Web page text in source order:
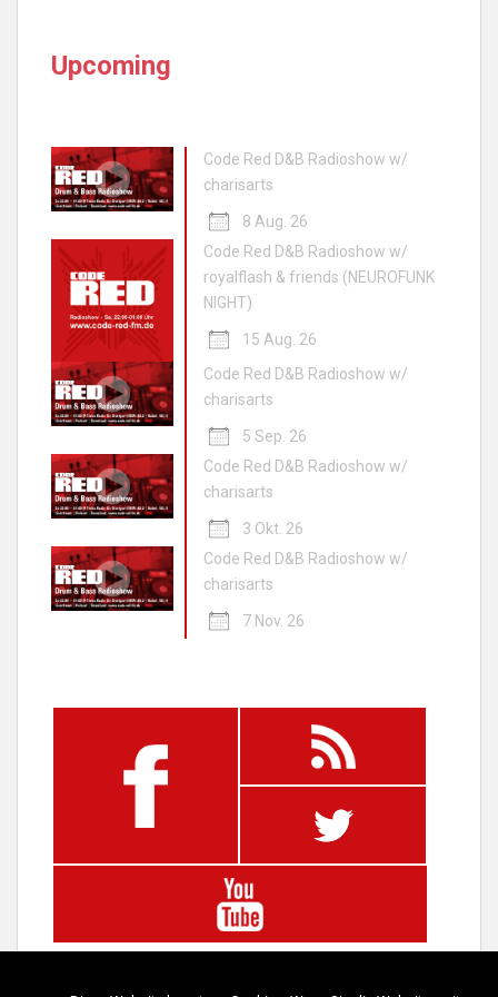
Upcoming
Code Red D&B Radioshow w/
charisarts
8 Aug. 26
Code Red D&B Radioshow w/
royalflash & friends (NEUROFUNK
NIGHT)
15 Aug. 26
Code Red D&B Radioshow w/
charisarts
5 Sep. 26
Code Red D&B Radioshow w/
charisarts
3 Okt. 26
Code Red D&B Radioshow w/
charisarts
7 Nov. 26